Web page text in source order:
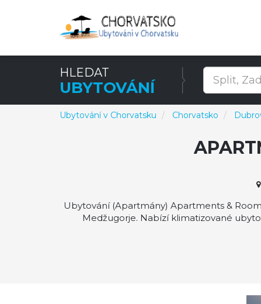
HLEDAT
UBYTOVÁNÍ
Ubytování v Chorvatsku Chorvatsko
Ubytování (Apartmány) Apartments &
Medžugorje. Nabízí klimatizované